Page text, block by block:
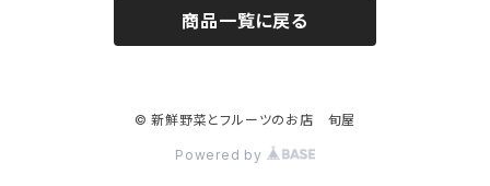
商品一覧に戻る
© 新鮮野菜とフルーツのお店 旬屋
Powered by